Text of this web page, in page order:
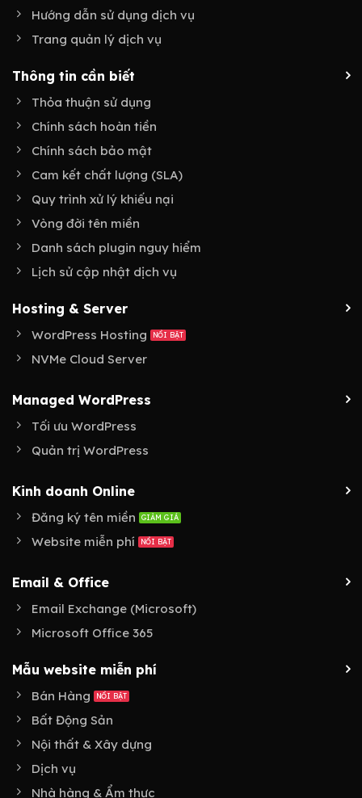
Hướng dẫn sử dụng dịch vụ
Trang quản lý dịch vụ
Thông tin cần biết
Thỏa thuận sử dụng
Chính sách hoàn tiền
Chính sách bảo mật
Cam kết chất lượng (SLA)
Quy trình xử lý khiếu nại
Vòng đời tên miền
Danh sách plugin nguy hiểm
Lịch sử cập nhật dịch vụ
Hosting & Server
WordPress Hosting
NVMe Cloud Server
Managed WordPress
Tối ưu WordPress
Quản trị WordPress
Kinh doanh Online
Đăng ký tên miền
Website miễn phí
Email & Office
Email Exchange (Microsoft)
Microsoft Office 365
Mẫu website miễn phí
Bán Hàng
Bất Động Sản
Nội thất & Xây dựng
Dịch vụ
Nhà hàng & Ẩm thực